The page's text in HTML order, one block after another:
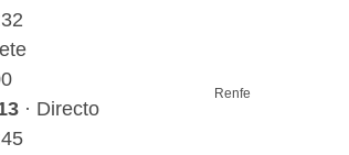
· Directo
Renfe